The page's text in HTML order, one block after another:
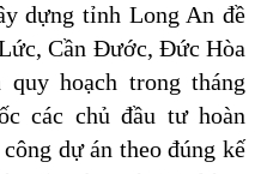
dựng tỉnh Long An đề
Cần Đước, Đức Hòa
hoạch trong tháng
các chủ đầu tư hoàn
dự án theo đúng kế